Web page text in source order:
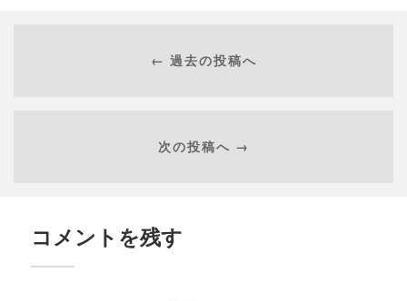
← 過去の投稿へ
次の投稿へ →
コメントを残す